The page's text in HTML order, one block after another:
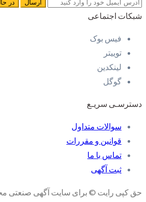
شبکات اجتماعی
فیس بوک
توییتر
لینکدین
گوگل
دسترسـی سریـع
سوالات متداول
قوانین و مقررات
تماس با ما
ثبت آگهی
حق کپی رایت © برای سایت آگهی صنعتی